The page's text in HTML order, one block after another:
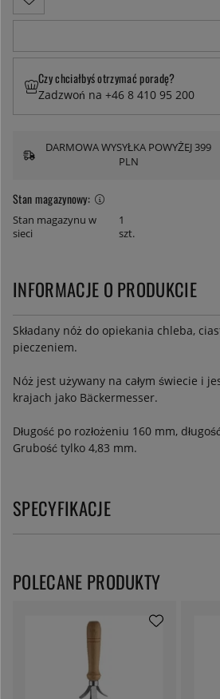
Stan magazynowy:
Stan magazynu w
sieci
1
szt.
Czy chciałbyś otrzymać poradę?
Zadzwoń na +46 8 410 95 200
DARMOWA WYSYŁKA POWYŻEJ 399
PLN
INFORMACJE O PRODUKCIE
Składany nóż do opiekania chleba,
pieczeniem.
Nóż jest używany na całym świecie i
krajach jako Bäckermesser.
Długość po rozłożeniu 160 mm,
Grubość tylko 4,83 mm.
SPECYFIKACJE
POLECANE PRODUKTY